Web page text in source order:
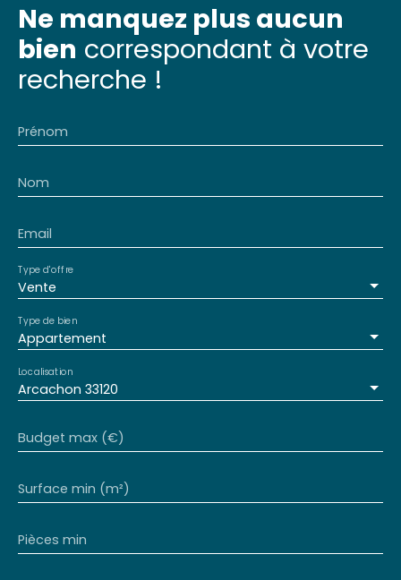
Ne manquez plus aucun
bien correspondant à votre
recherche !
Prénom
Nom
Email
Vente
Type d'offre
Appartement
Type de bien
Arcachon 33120
Localisation
Budget max (€)
Surface min (m²)
Pièces min